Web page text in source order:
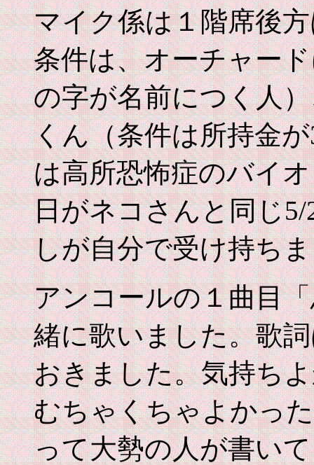
マイク係は１階席後
条件は、オーチャー
の字が名前につく人
くん（条件は所持金
は高所恐怖症のバイ
日がネコさんと同じ
しが自分で受け持ち
アンコールの１曲目
緒に歌いました。歌
おきました。気持ち
むちゃくちゃよかっ
って大勢の人が書い